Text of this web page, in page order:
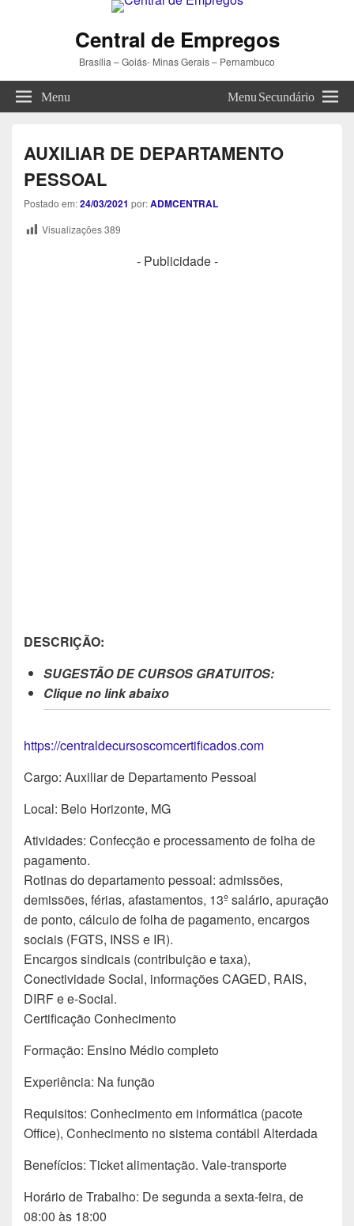
Central de Empregos
Brasília – Goiás- Minas Gerais – Pernambuco
Menu Menu Secundário
AUXILIAR DE DEPARTAMENTO
PESSOAL
Postado em:24/03/2021 por:ADMCENTRAL
Visualizações389
- Publicidade -
DESCRIÇÃO:
SUGESTÃO DE CURSOS GRATUITOS:
Clique no link abaixo
https://centraldecursoscomcertificados.com
Cargo: Auxiliar de Departamento Pessoal
Local: Belo Horizonte, MG
Atividades: Confecção e processamento de folha de
pagamento.
Rotinas do departamento pessoal: admissões,
demissões, férias, afastamentos, 13º salário, apuração
de ponto, cálculo de folha de pagamento, encargos
sociais (FGTS, INSS e IR).
Encargos sindicais (contribuição e taxa),
Conectividade Social, informações CAGED, RAIS,
DIRF e e-Social.
Certificação Conhecimento
Formação: Ensino Médio completo
Experiência: Na função
Requisitos: Conhecimento em informática (pacote
Office), Conhecimento no sistema contábil Alterdada
Benefícios: Ticket alimentação. Vale-transporte
Horário de Trabalho: De segunda a sexta-feira, de
08:00 às 18:00